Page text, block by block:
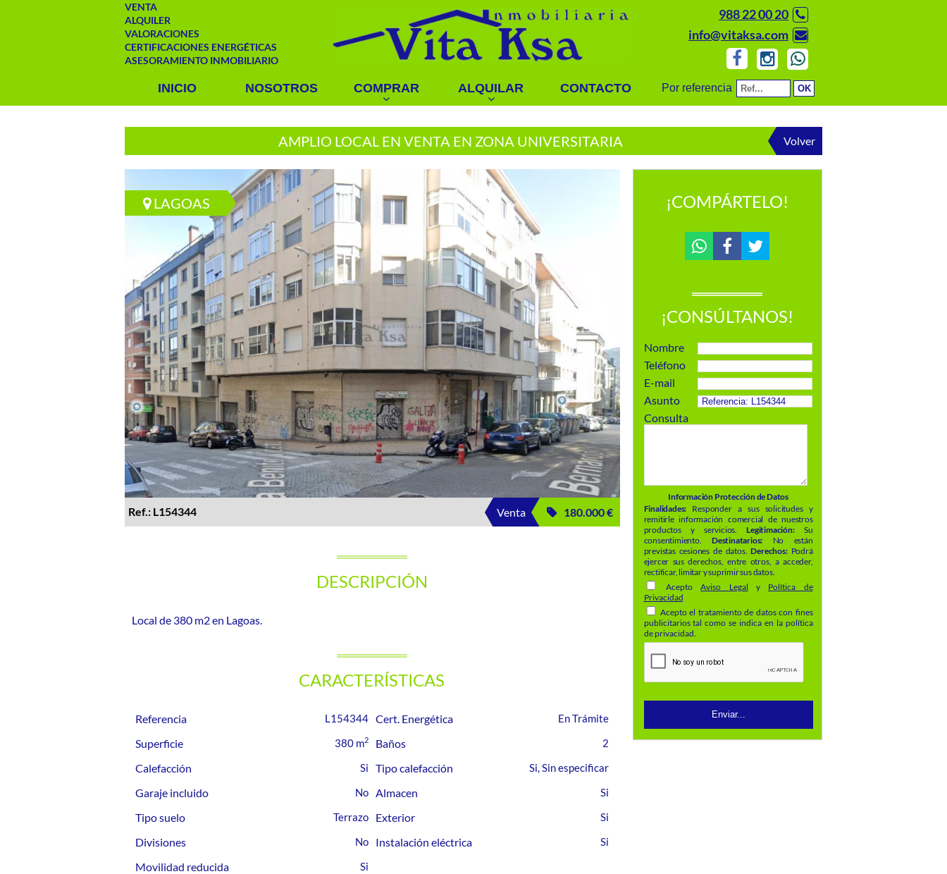
VENTA
ALQUILER
VALORACIONES
CERTIFICACIONES ENERGÉTICAS
ASESORAMIENTO INMOBILIARIO
988 22 00 20
info@vitaksa.com
INICIO NOSOTROS COMPRAR ALQUILAR CONTACTO Por referencia
AMPLIO LOCAL EN VENTA EN ZONA UNIVERSITARIA Volver
LAGOAS
Ref.: L154344 Venta 180.000 €
DESCRIPCIÓN
Local de 380 m2 en Lagoas.
CARACTERÍSTICAS
Referencia L154344 Cert. Energética En Trámite
Superficie 380 m2 Baños 2
Calefacción Tipo calefacción Si, Sin especificar
Garaje incluido
Almacen
Tipo suelo
Terrazo
Exterior
Divisiones
Instalación eléctrica
Movilidad reducida
¡COMPÁRTELO!
¡CONSÚLTANOS!
Nombre
Teléfono
E-mail
Asunto
Consulta
Información Protección de Datos
Finalidades: Responder a sus solicitudes y
remitirle información comercial de nuestros
productos y servicios.Legitimación:Su
consentimiento. Destinatarios: No están
previstas cesiones de datos.Derechos:Podrá
ejercer sus derechos, entre otros, a acceder,
rectificar, limitar y suprimir sus datos.
AceptoAviso Legal y Política de
Privacidad
Acepto el tratamiento de datos con fines
publicitarios tal como se indica en la política
de privacidad.